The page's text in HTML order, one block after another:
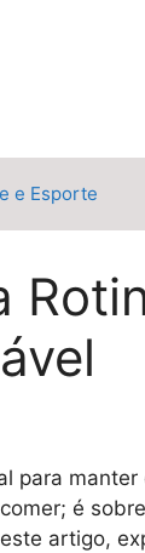
e Esporte
para
é
artigo,